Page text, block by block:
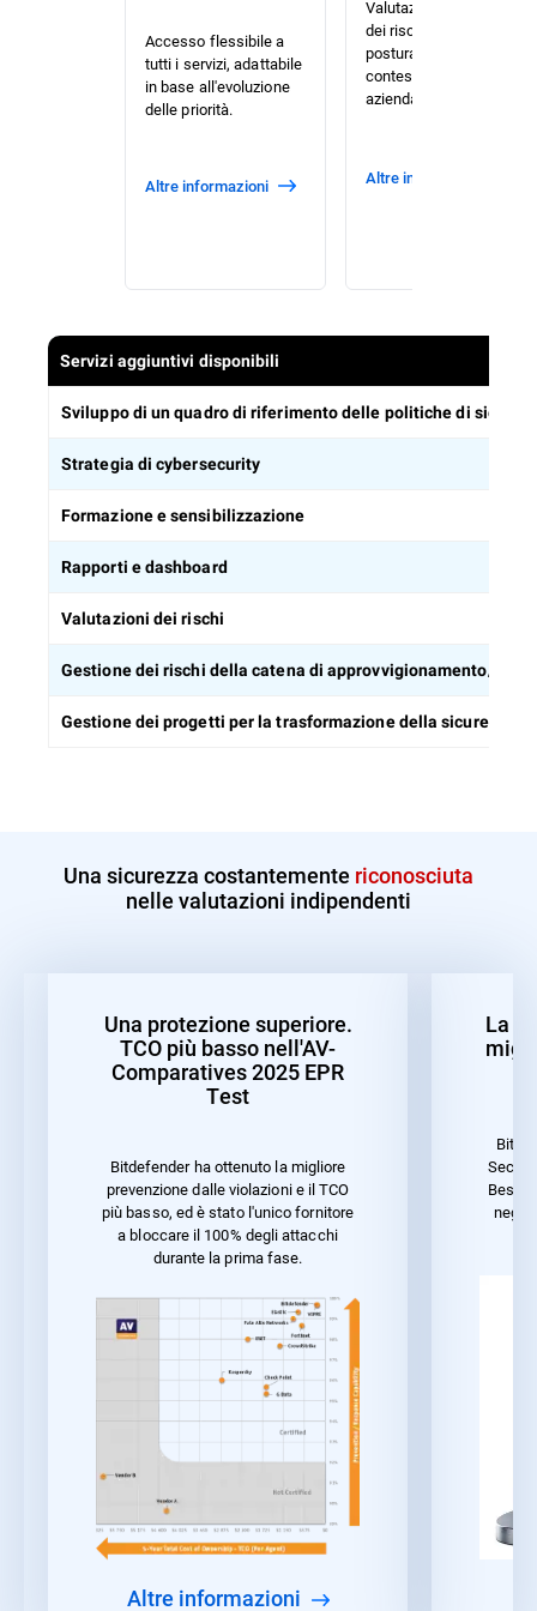
Accesso flessibile a
tutti i servizi, adattabile
in base all'evoluzione
delle priorità.
Altre informazioni
Valutazione prioritaria
dei rischi e della
postura su misura per il
contesto della tua
azienda.
Altre informazioni
Servizi aggiuntivi disponibili
Sviluppo di un quadro di riferimento delle politiche di
Strategia di cybersecurity
Formazione e sensibilizzazione
Rapporti e dashboard
Valutazioni dei rischi
Gestione dei rischi della catena di approvvigionamento/di
Gestione dei progetti per la trasformazione della sicurezza
Una sicurezza costantemente riconosciuta
nelle valutazioni indipendenti
Una protezione superiore.
TCO più basso nell'AV-
Comparatives 2025 EPR
Test
Bitdefender ha ottenuto la migliore
prevenzione dalle violazioni e il TCO
più basso, ed è stato l'unico fornitore
a bloccare il 100% degli attacchi
durante la prima fase.
Altre informazioni
La
Best
negli